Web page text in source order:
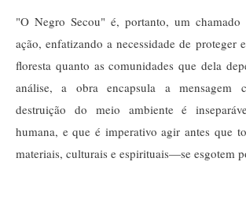
"O Negro Secou" é, portanto, um
ação, enfatizando a necessidade de proteger
floresta quanto as comunidades que dela
análise, a obra encapsula a mensagem
destruição do meio ambiente é
humana, e que é imperativo agir antes que
materiais, culturais e espirituais—se esgotem